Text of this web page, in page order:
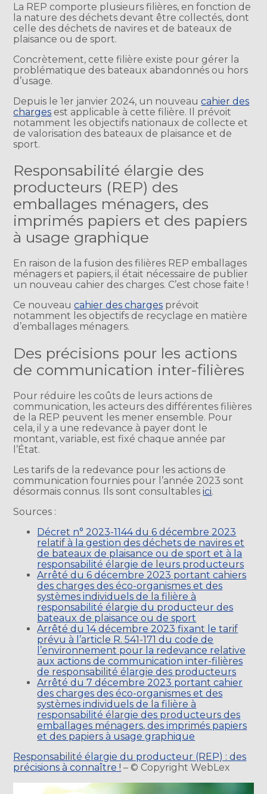
La REP comporte plusieurs filières, en fonction de
la nature des déchets devant être collectés, dont
celle des déchets de navires et de bateaux de
plaisance ou de sport.
Concrètement, cette filière existe pour gérer la
problématique des bateaux abandonnés ou hors
d’usage.
Depuis le 1er janvier 2024, un nouveaucahier des
charges est applicable à cette filière. Il prévoit
notamment les objectifs nationaux de collecte et
de valorisation des bateaux de plaisance et de
sport.
Responsabilité élargie des
producteurs (REP) des
emballages ménagers, des
imprimés papiers et des papiers
à usage graphique
En raison de la fusion des filières REP emballages
ménagers et papiers, il était nécessaire de publier
un nouveau cahier des charges. C’est chose faite !
Ce nouveaucahier des charges prévoit
notamment les objectifs de recyclage en matière
d’emballages ménagers.
Des précisions pour les actions
de communication inter-filières
Pour réduire les coûts de leurs actions de
communication, les acteurs des différentes filières
de la REP peuvent les mener ensemble. Pour
cela, il y a une redevance à payer dont le
montant, variable, est fixé chaque année par
l’État.
Les tarifs de la redevance pour les actions de
communication fournies pour l’année 2023 sont
désormais connus. Ils sont consultablesici.
Sources :
Décret n° 2023-1144 du 6 décembre 2023
relatif à la gestion des déchets de navires et
de bateaux de plaisance ou de sport et à la
responsabilité élargie de leurs producteurs
Arrêté du 6 décembre 2023 portant cahiers
des charges des éco-organismes et des
systèmes individuels de la filière à
responsabilité élargie du producteur des
bateaux de plaisance ou de sport
Arrêté du 14 décembre 2023 fixant le tarif
prévu à l’article R. 541-171 du code de
l’environnement pour la redevance relative
aux actions de communication inter-filières
de responsabilité élargie des producteurs
Arrêté du 7 décembre 2023 portant cahier
des charges des éco-organismes et des
systèmes individuels de la filière à
responsabilité élargie des producteurs des
emballages ménagers, des imprimés papiers
et des papiers à usage graphique
Responsabilité élargie du producteur (REP) : des
précisions à connaître ! – © Copyright WebLex